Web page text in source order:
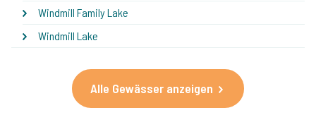
Windmill Family Lake
Windmill Lake
Alle Gewässer anzeigen